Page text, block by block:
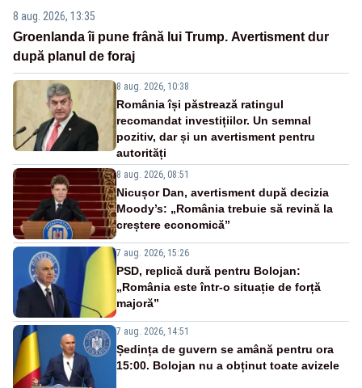
8 aug. 2026, 13:35
Groenlanda îi pune frână lui Trump. Avertisment dur
după planul de foraj
8 aug. 2026, 10:38
România își păstrează ratingul
recomandat investițiilor. Un semnal
pozitiv, dar și un avertisment pentru
autorități
8 aug. 2026, 08:51
Nicușor Dan, avertisment după decizia
Moody’s: „România trebuie să revină la
creștere economică”
7 aug. 2026, 15:26
PSD, replică dură pentru Bolojan:
„România este într-o situație de forță
majoră”
7 aug. 2026, 14:51
Ședința de guvern se amână pentru ora
15:00. Bolojan nu a obținut toate avizele